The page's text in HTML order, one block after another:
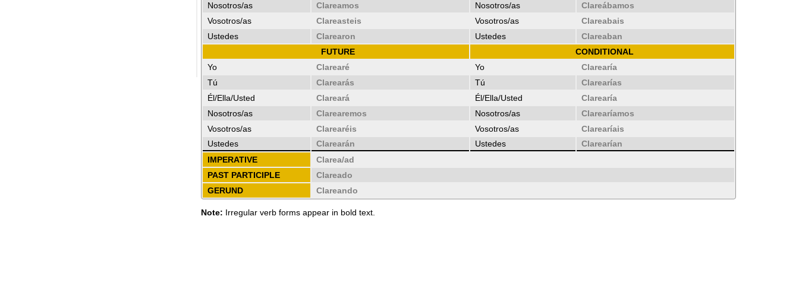
Nosotros/as
Clareamos Nosotros/as
Clareábamos
Vosotros/as
Clareasteis Vosotros/as
Clareabais
Ustedes
Clarearon Ustedes
Clareaban
FUTURE
CONDITIONAL
Yo
Clarearé Yo
Clarearía
Tú
Clarearás Tú
Clarearías
Él/Ella/Usted
Clareará Él/Ella/Usted
Clarearía
Nosotros/as
Clarearemos Nosotros/as
Clarearíamos
Vosotros/as
Clarearéis Vosotros/as
Clarearíais
Ustedes
Clarearán Ustedes
Clarearían
IMPERATIVE
Clarea/ad
PAST PARTICIPLE
Clareado
GERUND
Clareando
Note: Irregular verb forms appear in bold text.